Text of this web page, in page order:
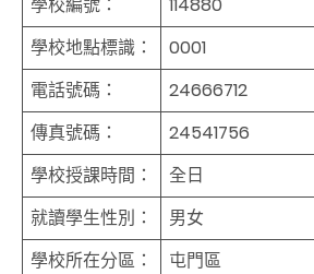
學校地點標識：
0001
電話號碼：
24666712
傳真號碼：
24541756
學校授課時間：
全日
就讀學生性別：
男女
學校所在分區：
屯門區